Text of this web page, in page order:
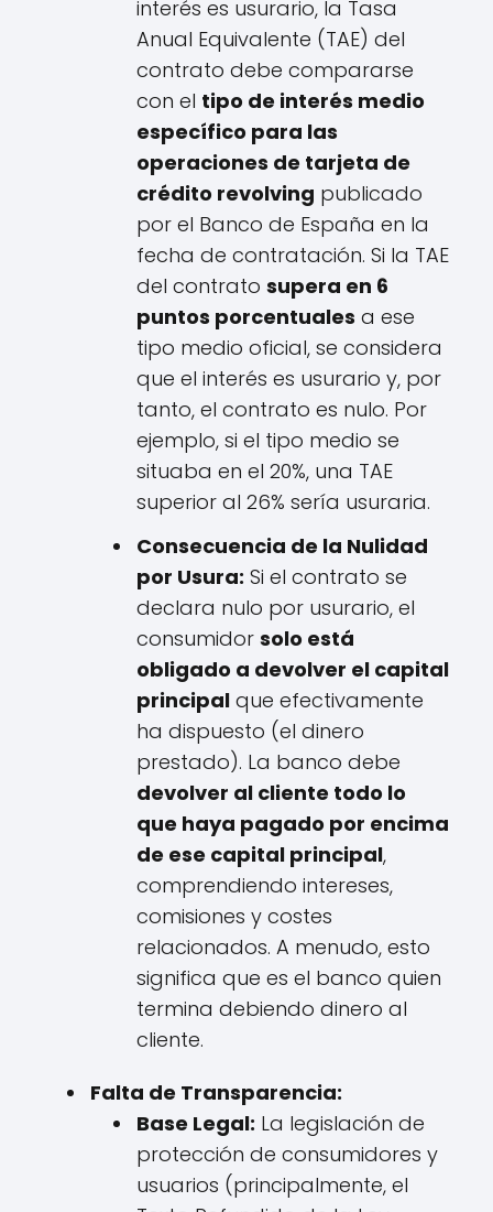
interés es usurario, la Tasa
Anual Equivalente (TAE) del
contrato debe compararse
con el tipo de interés medio
específico para las
operaciones de tarjeta de
crédito revolving publicado
por el Banco de España en la
fecha de contratación. Si la TAE
del contrato supera en 6
puntos porcentuales a ese
tipo medio oficial, se considera
que el interés es usurario y, por
tanto, el contrato es nulo. Por
ejemplo, si el tipo medio se
situaba en el 20%, una TAE
superior al 26% sería usuraria.
Consecuencia de la Nulidad
por Usura: Si el contrato se
declara nulo por usurario, el
consumidor solo está
obligado a devolver el capital
principal que efectivamente
ha dispuesto (el dinero
prestado). La banco debe
devolver al cliente todo lo
que haya pagado por encima
de ese capital principal,
comprendiendo intereses,
comisiones y costes
relacionados. A menudo, esto
significa que es el banco quien
termina debiendo dinero al
cliente.
Falta de Transparencia:
Base Legal: La legislación de
protección de consumidores y
usuarios (principalmente, el